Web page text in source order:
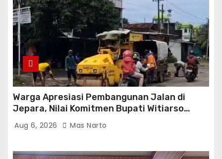
Warga Apresiasi Pembangunan Jalan di
Jepara, Nilai Komitmen Bupati Witiarso
Tingkatkan Infrastruktur dan Perekonomian
Aug 6, 2026 Mas Narto